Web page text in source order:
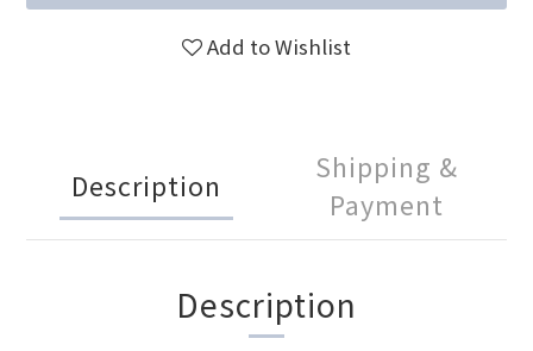
Add to Wishlist
Description
Shipping &
Payment
Description